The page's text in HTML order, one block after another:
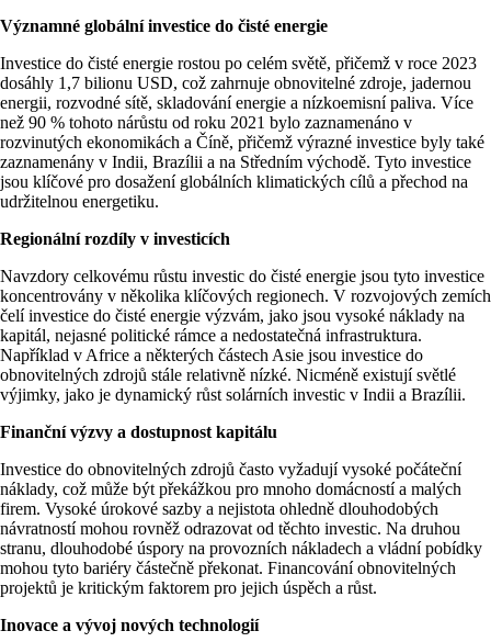
Významné globální investice do čisté energie
Investice do čisté energie rostou po celém světě, přičemž v roce 2023
dosáhly 1,7 bilionu USD, což zahrnuje obnovitelné zdroje, jadernou
energii, rozvodné sítě, skladování energie a nízkoemisní paliva. Více
než 90 % tohoto nárůstu od roku 2021 bylo zaznamenáno v
rozvinutých ekonomikách a Číně, přičemž výrazné investice byly také
zaznamenány v Indii, Brazílii a na Středním východě. Tyto investice
jsou klíčové pro dosažení globálních klimatických cílů a přechod na
udržitelnou energetiku​.
Regionální rozdíly v investicích
Navzdory celkovému růstu investic do čisté energie jsou tyto investice
koncentrovány v několika klíčových regionech. V rozvojových zemích
čelí investice do čisté energie výzvám, jako jsou vysoké náklady na
kapitál, nejasné politické rámce a nedostatečná infrastruktura.
Například v Africe a některých částech Asie jsou investice do
obnovitelných zdrojů stále relativně nízké. Nicméně existují světlé
výjimky, jako je dynamický růst solárních investic v Indii a Brazílii​​.
Finanční výzvy a dostupnost kapitálu
Investice do obnovitelných zdrojů často vyžadují vysoké počáteční
náklady, což může být překážkou pro mnoho domácností a malých
firem. Vysoké úrokové sazby a nejistota ohledně dlouhodobých
návratností mohou rovněž odrazovat od těchto investic. Na druhou
stranu, dlouhodobé úspory na provozních nákladech a vládní pobídky
mohou tyto bariéry částečně překonat. Financování obnovitelných
projektů je kritickým faktorem pro jejich úspěch a růst​.
Inovace a vývoj nových technologií